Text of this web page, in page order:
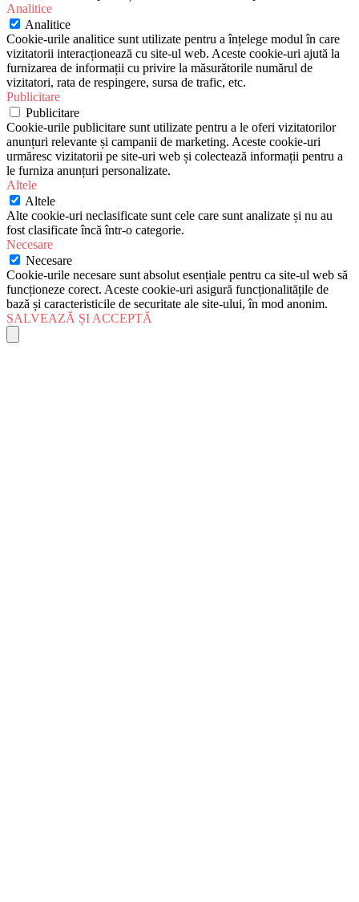
Analitice
Analitice
Cookie-urile analitice sunt utilizate pentru a înțelege modul în care
vizitatorii interacționează cu site-ul web. Aceste cookie-uri ajută la
furnizarea de informații cu privire la măsurătorile numărul de
vizitatori, rata de respingere, sursa de trafic, etc.
Publicitare
Publicitare
Cookie-urile publicitare sunt utilizate pentru a le oferi vizitatorilor
anunțuri relevante și campanii de marketing. Aceste cookie-uri
urmăresc vizitatorii pe site-uri web și colectează informații pentru a
le furniza anunțuri personalizate.
Altele
Altele
Alte cookie-uri neclasificate sunt cele care sunt analizate și nu au
fost clasificate încă într-o categorie.
Necesare
Necesare
Cookie-urile necesare sunt absolut esențiale pentru ca site-ul web să
funcționeze corect. Aceste cookie-uri asigură funcționalitățile de
bază și caracteristicile de securitate ale site-ului, în mod anonim.
SALVEAZĂ ȘI ACCEPTĂ